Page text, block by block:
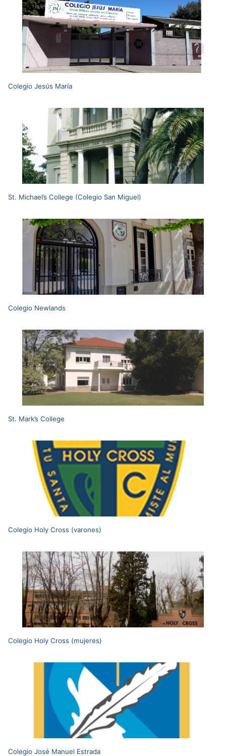
Colegio Jesús María
St. Michael’s College (Colegio San Miguel)
Colegio Newlands
St. Mark’s College
Colegio Holy Cross (varones)
Colegio Holy Cross (mujeres)
Colegio José Manuel Estrada